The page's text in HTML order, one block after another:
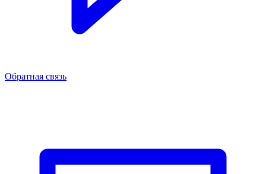
Обратная связь